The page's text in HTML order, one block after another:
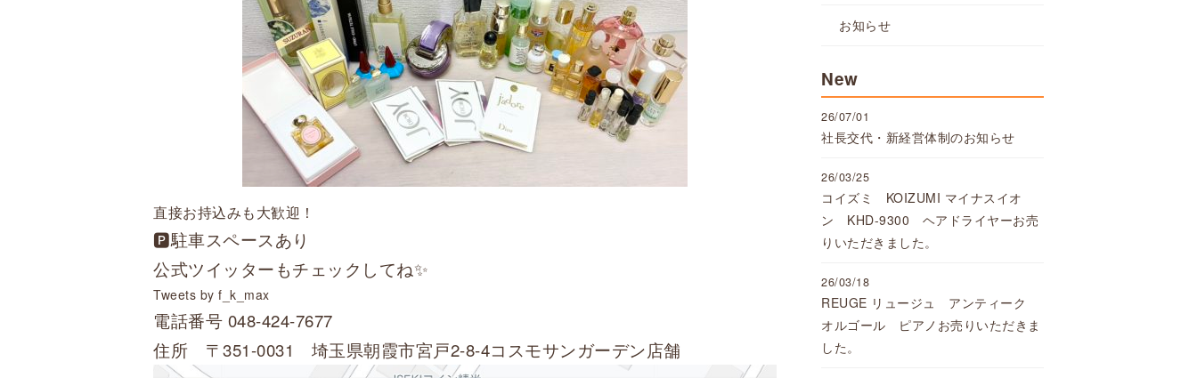
直接お持込みも大歓迎！
🅿駐車スペースあり
公式ツイッターもチェックしてね✨
Tweets by f_k_max
電話番号 048-424-7677
住所 〒351-0031 埼玉県朝霞市宮戸2-8-4コスモサンガーデン店舗
お知らせ
New
26/07/01
社長交代・新経営体制のお知らせ
26/03/25
コイズミ KOIZUMI マイナスイオ
ン KHD-9300 ヘアドライヤーお売
りいただきました。
26/03/18
REUGE リュージュ アンティーク
オルゴール ピアノお売りいただきま
した。